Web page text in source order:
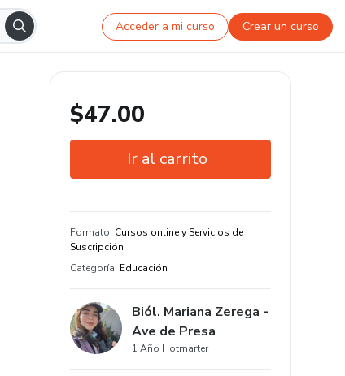
Acceder a mi curso Crear un curso
$47.00
Ir al carrito
Formato: Cursos online y Servicios de
Suscripción
Categoría: Educación
Biól. Mariana Zerega -
Ave de Presa
1 Año Hotmarter